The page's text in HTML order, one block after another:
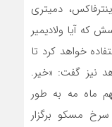
دمیتری
که آیا ولادیمیر
پیروزی” در ۹ مه استفاده خواهد کرد تا
نیز گفت: «خیر.
ماه مه به طور
مسکو برگزار